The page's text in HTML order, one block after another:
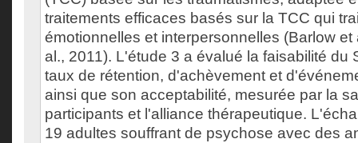
traitements efficaces basés sur la TCC qui
émotionnelles et interpersonnelles (Barlow et
al., 2011). L'étude 3 a évalué la faisabilité du
taux de rétention, d'achèvement et
ainsi que son acceptabilité, mesurée par la
participants et l'alliance thérapeutique.
19 adultes souffrant de psychose avec des